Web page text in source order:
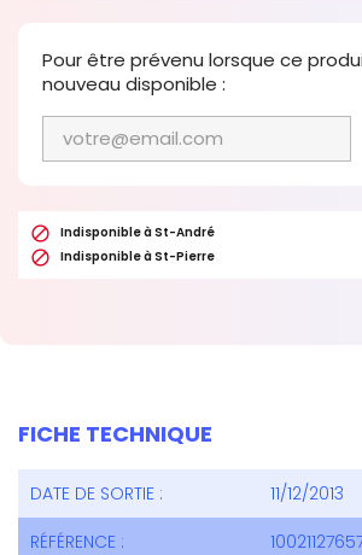
Pour être prévenu lorsque ce
nouveau disponible :
 Indisponible à St-André
 Indisponible à St-Pierre
FICHE TECHNIQUE
DATE DE SORTIE :
11/12/2013
RÉFÉRENCE :